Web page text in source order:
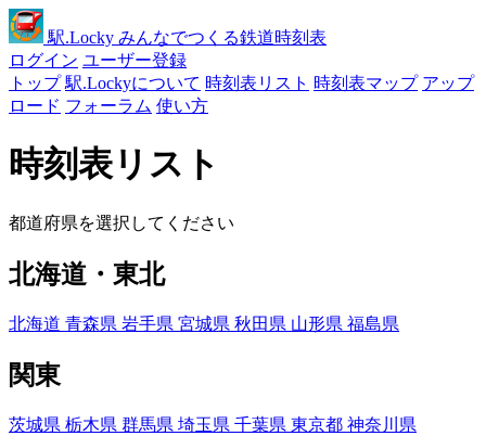
駅.Locky みんなでつくる鉄道時刻表
ログイン ユーザー登録
トップ 駅.Lockyについて 時刻表リスト 時刻表マップ アップ
ロード フォーラム 使い方
時刻表リスト
都道府県を選択してください
北海道・東北
北海道 青森県 岩手県 宮城県 秋田県 山形県 福島県
関東
茨城県 栃木県 群馬県 埼玉県 千葉県 東京都 神奈川県